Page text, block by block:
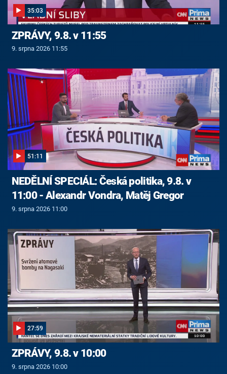
35:03
ZPRÁVY, 9.8. v 11:55
9. srpna 2026 11:55
51:11
NEDĚLNÍ SPECIÁL: Česká politika, 9.8. v
11:00 - Alexandr Vondra, Matěj Gregor
9. srpna 2026 11:00
27:59
ZPRÁVY, 9.8. v 10:00
9. srpna 2026 10:00